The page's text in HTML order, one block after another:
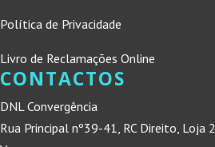
Política de Privacidade
Livro de Reclamações Online
CONTACTOS
DNL Convergência
Rua Principal nº39-41, RC Direito, Loja 2